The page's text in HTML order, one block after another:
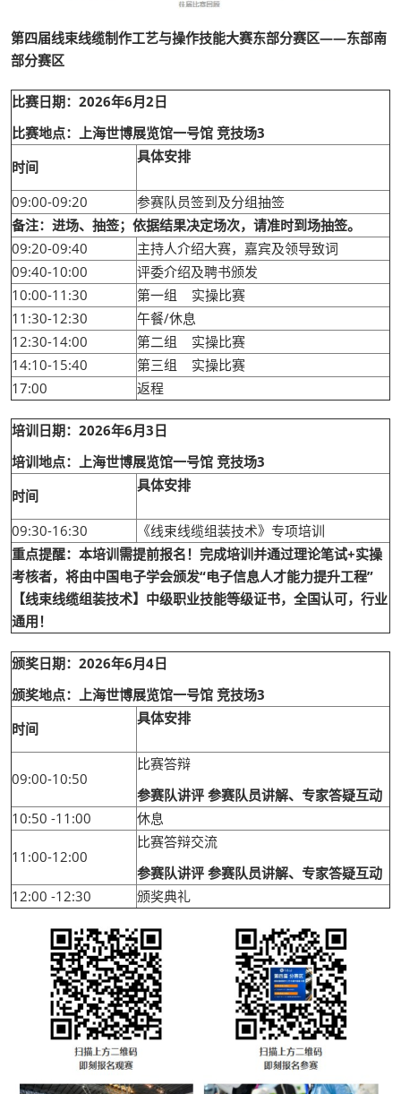
第四届线束线缆制作工艺与操作技能大赛东部分赛区——东部南
部分赛区
比赛日期：2026年6月2日
比赛地点：上海世博展览馆一号馆 竞技场3
时间
具体安排
09:00-09:20
参赛队员签到及分组抽签
备注：进场、抽签；依据结果决定场次，请准时到场抽签。
09:20-09:40
主持人介绍大赛，嘉宾及领导致词
09:40-10:00
评委介绍及聘书颁发
10:00-11:30
第一组 实操比赛
11:30-12:30
午餐/休息
12:30-14:00
第二组 实操比赛
14:10-15:40
第三组 实操比赛
17:00
返程
培训日期：2026年6月3日
培训地点：上海世博展览馆一号馆 竞技场3
时间
具体安排
09:30-16:30
《线束线缆组装技术》专项培训
重点提醒：本培训需提前报名！完成培训并通过理论笔试+实操
考核者，将由中国电子学会颁发“电子信息人才能力提升工程”
【线束线缆组装技术】中级职业技能等级证书，全国认可，行业
通用！
颁奖日期：2026年6月4日
颁奖地点：上海世博展览馆一号馆 竞技场3
时间
具体安排
09:00-10:50
比赛答辩
参赛队讲评 参赛队员讲解、专家答疑互动
10:50 -11:00
休息
11:00-12:00
比赛答辩交流
参赛队讲评 参赛队员讲解、专家答疑互动
12:00 -12:30
颁奖典礼